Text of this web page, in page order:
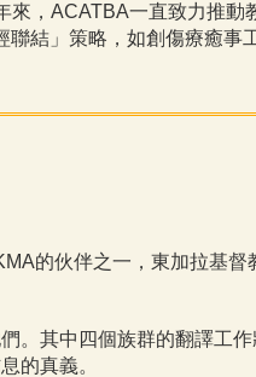
，ACATBA一直致力推
結」策略，如創傷療癒
的伙伴之一，東加拉基督
。其中四個族群的翻譯工作
的真義。